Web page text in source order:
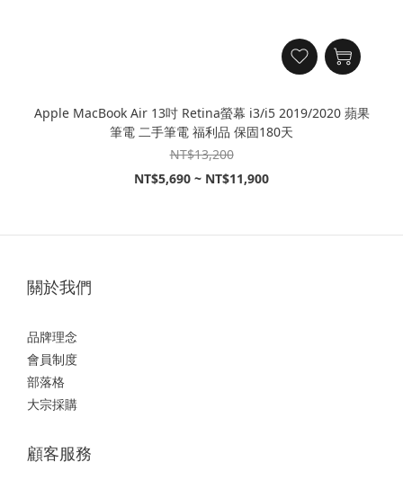
Apple MacBook Air 13吋 Retina螢幕 i3/i5 2019/2020 蘋果
筆電 二手筆電 福利品 保固180天
NT$13,200
NT$5,690 ~ NT$11,900
關於我們
品牌理念
會員制度
部落格
大宗採購
顧客服務